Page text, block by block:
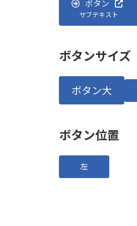
ボタン
サブテキスト
ボタンサイズ
ボタン大
ボタン位置
左